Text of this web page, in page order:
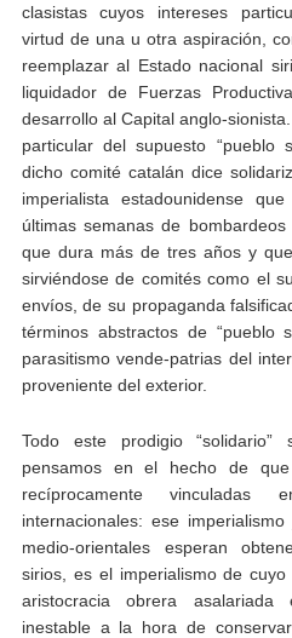
clasistas cuyos intereses
virtud de una u otra aspiración,
reemplazar al Estado nacional
liquidador de Fuerzas
desarrollo al Capital anglo-
particular del supuesto “pueblo
dicho comité catalán dice
imperialista estadounidense
últimas semanas de
que dura más de tres años y
sirviéndose de comités como el
envíos, de su propaganda
términos abstractos de “pueblo
parasitismo vende-patrias del
proveniente del exterior.
Todo este prodigio
pensamos en el hecho de
recíprocamente vinculadas
internacionales: ese
medio-orientales esperan
sirios, es el imperialismo de
aristocracia obrera
inestable a la hora de